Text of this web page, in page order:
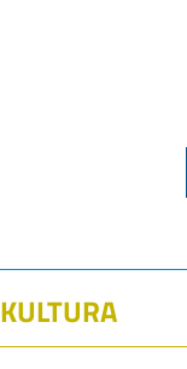
KULTURA